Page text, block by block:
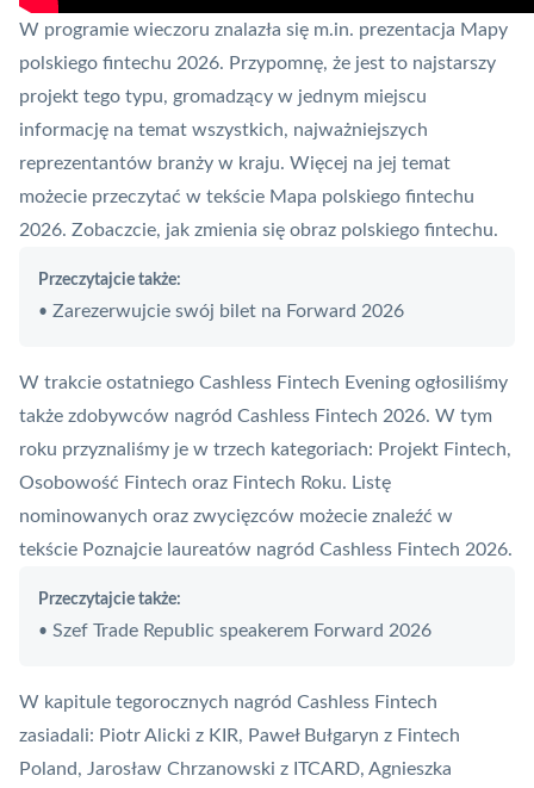
W programie wieczoru znalazła się m.in. prezentacja Mapy
polskiego fintechu 2026. Przypomnę, że jest to najstarszy
projekt tego typu, gromadzący w jednym miejscu
informację na temat wszystkich, najważniejszych
reprezentantów branży w kraju. Więcej na jej temat
możecie przeczytać w tekście Mapa polskiego fintechu
2026. Zobaczcie, jak zmienia się obraz polskiego fintechu.
Przeczytajcie także:
• Zarezerwujcie swój bilet na Forward 2026
W trakcie ostatniego Cashless Fintech Evening ogłosiliśmy
także zdobywców nagród Cashless Fintech 2026. W tym
roku przyznaliśmy je w trzech kategoriach: Projekt Fintech,
Osobowość Fintech oraz Fintech Roku. Listę
nominowanych oraz zwycięzców możecie znaleźć w
tekście Poznajcie laureatów nagród Cashless Fintech 2026.
Przeczytajcie także:
• Szef Trade Republic speakerem Forward 2026
W kapitule tegorocznych nagród Cashless Fintech
zasiadali: Piotr Alicki z KIR, Paweł Bułgaryn z Fintech
Poland, Jarosław Chrzanowski z ITCARD, Agnieszka